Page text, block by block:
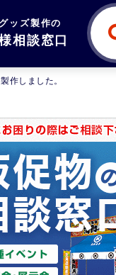
ッズ製作の
相談窓口
作しました。